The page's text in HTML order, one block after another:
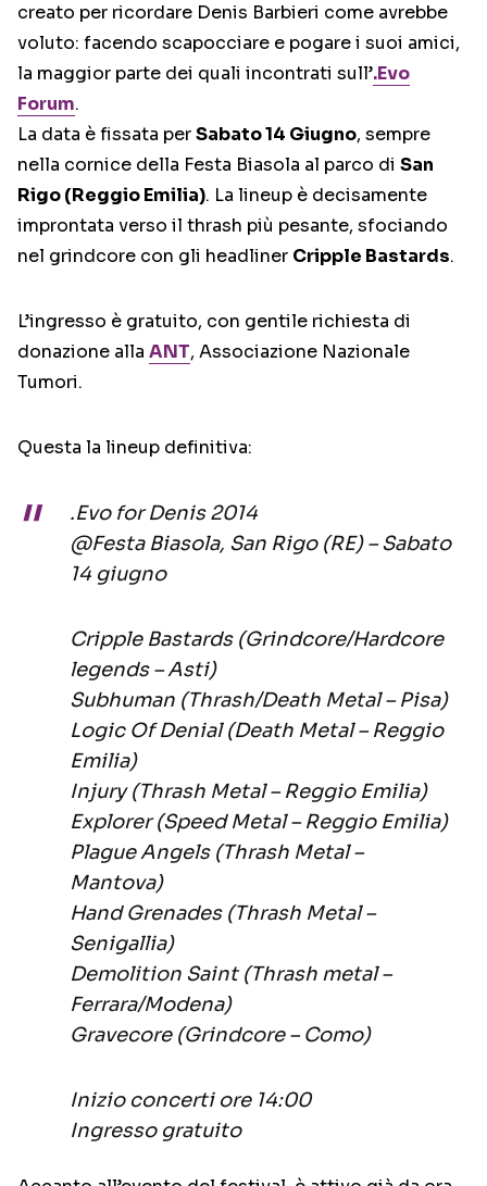
creato per ricordare Denis Barbieri come avrebbe
voluto: facendo scapocciare e pogare i suoi amici,
la maggior parte dei quali incontrati sull’.Evo
Forum.
La data è fissata perSabato 14 Giugno, sempre
nella cornice della Festa Biasola al parco di San
Rigo (Reggio Emilia). La lineup è decisamente
improntata verso il thrash più pesante, sfociando
nel grindcore con gli headliner Cripple Bastards.
L’ingresso è gratuito, con gentile richiesta di
donazione alla ANT, Associazione Nazionale
Tumori.
Questa la lineup definitiva:
.Evo for Denis 2014
@Festa Biasola, San Rigo (RE) – Sabato
14 giugno
Cripple Bastards (Grindcore/Hardcore
legends – Asti)
Subhuman (Thrash/Death Metal – Pisa)
Logic Of Denial (Death Metal – Reggio
Emilia)
Injury (Thrash Metal – Reggio Emilia)
Explorer (Speed Metal – Reggio Emilia)
Plague Angels (Thrash Metal –
Mantova)
Hand Grenades (Thrash Metal –
Senigallia)
Demolition Saint (Thrash metal –
Ferrara/Modena)
Gravecore (Grindcore – Como)
Inizio concerti ore 14:00
Ingresso gratuito